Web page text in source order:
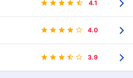
4.1
4.0
3.9